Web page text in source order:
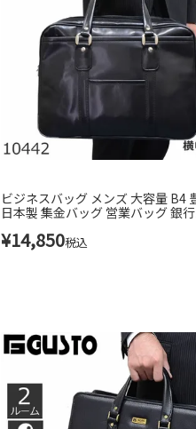
ビジネスバッグ メンズ 大容量 B4
日本製 集金バッグ 営業バッグ 銀
¥14,850税込